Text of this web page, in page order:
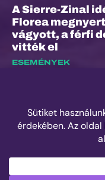
A Sierre-Zinal
Florea
vágyott, a férfi
vitték el
ESEMÉNYEK
Dalos Máté:
legkönnyebb
EXKLUZÍV
Száz
ESEMÉNYEK